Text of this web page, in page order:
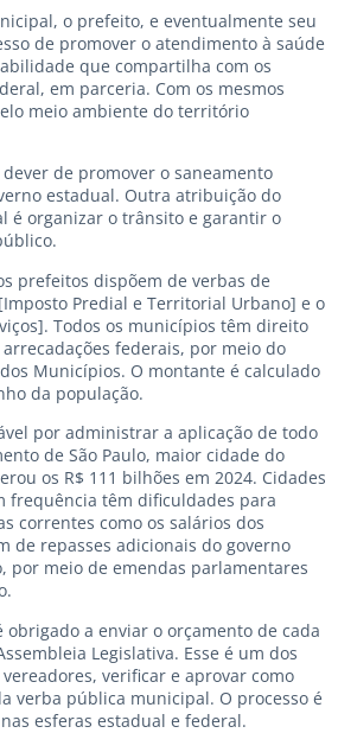
o prefeito, e eventualmente seu
de promover o atendimento à saúde
que compartilha com os
em parceria. Com os mesmos
meio ambiente do território
de promover o saneamento
estadual. Outra atribuição do
é organizar o trânsito e garantir o
prefeitos dispõem de verbas de
Predial e Territorial Urbano] e o
Todos os municípios têm direito
federais, por meio do
Municípios. O montante é calculado
da população.
por administrar a aplicação de todo
de São Paulo, maior cidade do
os R$ 111 bilhões em 2024. Cidades
frequência têm dificuldades para
correntes como os salários dos
de repasses adicionais do governo
por meio de emendas parlamentares
a enviar o orçamento de cada
Legislativa. Esse é um dos
verificar e aprovar como
verba pública municipal. O processo é
esferas estadual e federal.